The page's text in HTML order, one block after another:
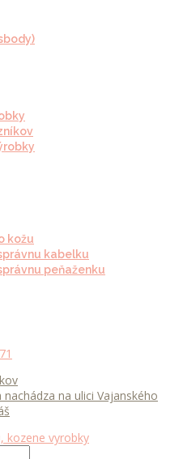
kožu
kabelku
peňaženku
nachádza na ulici Vajanského